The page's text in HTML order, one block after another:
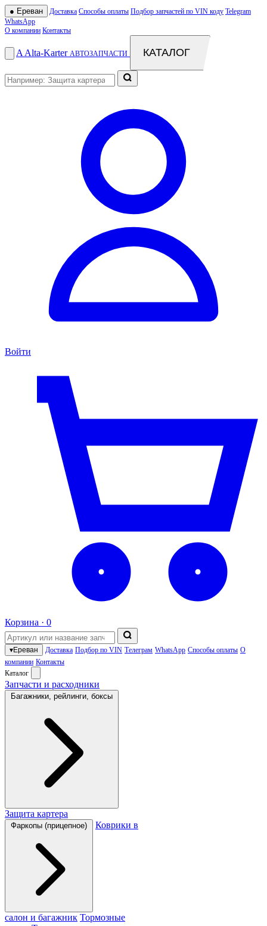
● Ереван Доставка Способы оплаты Подбор запчастей по VIN коду Telegram
WhatsApp
О компании Контакты
A Alta-Karter АВТОЗАПЧАСТИ КАТАЛОГ
Войти
Корзина · 0
▾Ереван Доставка Подбор по VIN Телеграм WhatsApp Способы оплаты О
компании Контакты
Каталог
Запчасти и расходники
Багажники, рейлинги, боксы
Защита картера
Фаркопы (прицепное) Коврики в
салон и багажник Тормозные